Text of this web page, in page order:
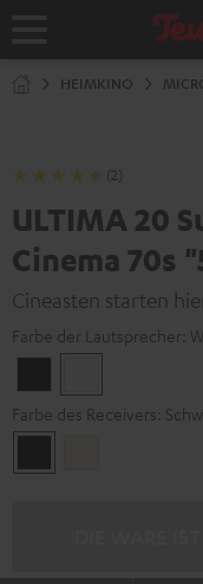
HEIMKINO
(2)
ULTIMA 20
Cinema 70s
Cineasten starten
Farbe der Lautsprecher:
Farbe des Receivers: